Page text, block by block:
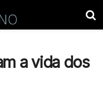
a vida dos